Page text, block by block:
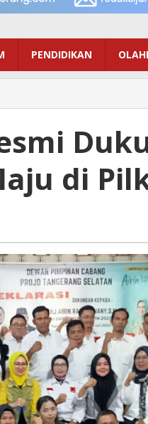
PENDIDIKAN
di